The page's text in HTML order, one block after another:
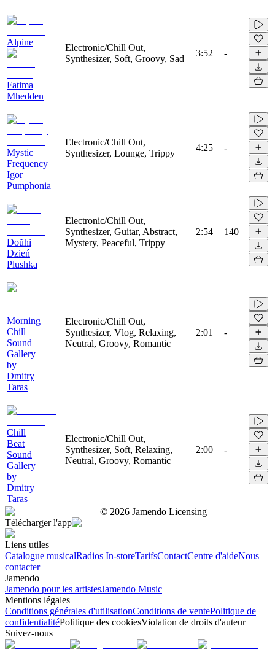
Alpine
Fatima
Mhedden
Electronic/Chill Out,
Synthesizer, Soft, Groovy, Sad
3:52 -
Mystic
Frequency
Igor
Pumphonia
Electronic/Chill Out,
Synthesizer, Lounge, Trippy
4:25 -
Doŭhi
Dzień
Plushka
Electronic/Chill Out,
Synthesizer, Guitar, Abstract,
Mystery, Peaceful, Trippy
2:54 140
Morning
Chill
Sound
Gallery
by
Dmitry
Taras
Electronic/Chill Out,
Synthesizer, Vlog, Relaxing,
Neutral, Groovy, Romantic
2:01 -
Chill
Beat
Sound
Gallery
by
Dmitry
Taras
Electronic/Chill Out,
Synthesizer, Soft, Relaxing,
Neutral, Groovy, Romantic
2:00 -
© 2026 Jamendo Licensing
Télécharger l'app
Liens utiles
Catalogue musicalRadios In-storeTarifsContactCentre d'aideNous
contacter
Jamendo
Jamendo pour les artistesJamendo Music
Mentions légales
Conditions générales d'utilisationConditions de ventePolitique de
confidentialitéPolitique des cookiesViolation de droits d'auteur
Suivez-nous